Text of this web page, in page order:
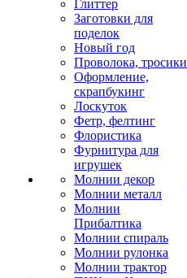
Глиттер
Заготовки для
поделок
Новый год
Проволока, тросики
Оформление,
скрапбукинг
Лоскуток
Фетр, фелтинг
Флористика
Фурнитура для
игрушек
Молнии декор
Молнии металл
Молнии
Прибалтика
Молнии спираль
Молнии рулонка
Молнии трактор